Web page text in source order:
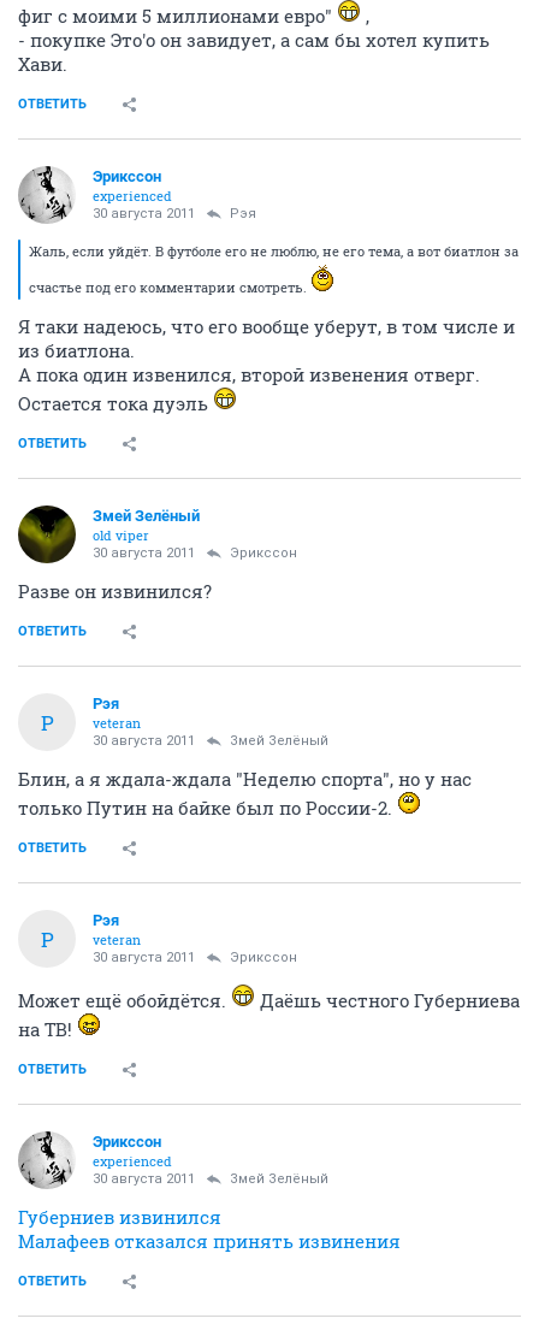
фиг с моими 5 миллионами евро"
,
- покупке Это'о он завидует, а сам бы хотел купить
Хави.
ОТВЕТИТЬ
Эрикссон
experienced
30 августа 2011 Рэя
Жаль, если уйдёт. В футболе его не люблю, не его тема, а вот биатлон за
счастье под его комментарии смотреть.
Я таки надеюсь, что его вообще уберут, в том числе и
из биатлона.
А пока один извенился, второй извенения отверг.
Остается тока дуэль
ОТВЕТИТЬ
Змей Зелёный
old viper
30 августа 2011 Эрикссон
Разве он извинился?
ОТВЕТИТЬ
Р
Рэя
veteran
30 августа 2011 Змей Зелёный
Блин, а я ждала-ждала "Неделю спорта", но у нас
только Путин на байке был по России-2.
ОТВЕТИТЬ
Р
Рэя
veteran
30 августа 2011 Эрикссон
Может ещё обойдётся.
Даёшь честного Губерниева
на ТВ!
ОТВЕТИТЬ
Эрикссон
experienced
30 августа 2011 Змей Зелёный
Губерниев извинился
Малафеев отказался принять извинения
ОТВЕТИТЬ